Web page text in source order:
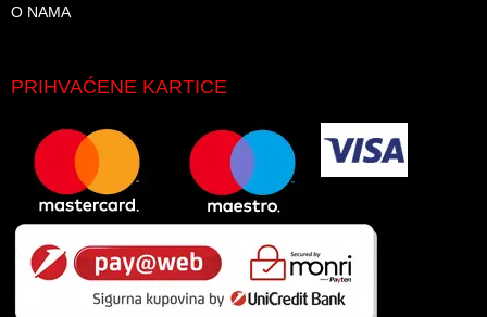
O NAMA
PRIHVAĆENE KARTICE